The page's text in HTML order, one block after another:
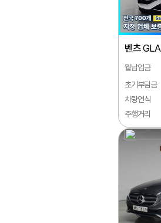
미쯔비시
미쯔오카
벤틀리
부가티
북기은상
뷰익
사브
선롱버스
스마트
벤츠
4MATIC +
월납입금
초기부담금
차량연식
주행거리